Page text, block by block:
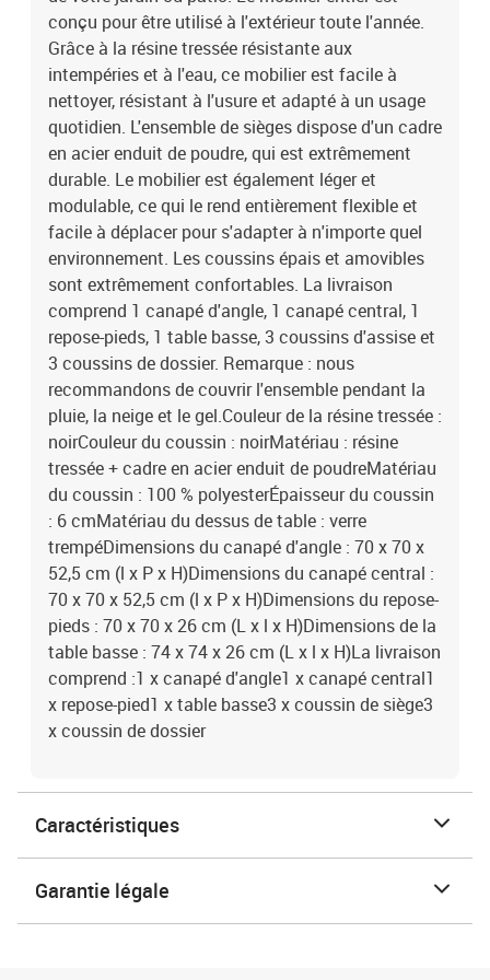
conçu pour être utilisé à l'extérieur toute l'année.
Grâce à la résine tressée résistante aux
intempéries et à l'eau, ce mobilier est facile à
nettoyer, résistant à l'usure et adapté à un usage
quotidien. L'ensemble de sièges dispose d'un cadre
en acier enduit de poudre, qui est extrêmement
durable. Le mobilier est également léger et
modulable, ce qui le rend entièrement flexible et
facile à déplacer pour s'adapter à n'importe quel
environnement. Les coussins épais et amovibles
sont extrêmement confortables. La livraison
comprend 1 canapé d'angle, 1 canapé central, 1
repose-pieds, 1 table basse, 3 coussins d'assise et
3 coussins de dossier. Remarque : nous
recommandons de couvrir l'ensemble pendant la
pluie, la neige et le gel.Couleur de la résine tressée :
noirCouleur du coussin : noirMatériau : résine
tressée + cadre en acier enduit de poudreMatériau
du coussin : 100 % polyesterÉpaisseur du coussin
: 6 cmMatériau du dessus de table : verre
trempéDimensions du canapé d'angle : 70 x 70 x
52,5 cm (l x P x H)Dimensions du canapé central :
70 x 70 x 52,5 cm (l x P x H)Dimensions du repose-
pieds : 70 x 70 x 26 cm (L x l x H)Dimensions de la
table basse : 74 x 74 x 26 cm (L x l x H)La livraison
comprend :1 x canapé d'angle1 x canapé central1
x repose-pied1 x table basse3 x coussin de siège3
x coussin de dossier
Caractéristiques
Garantie légale